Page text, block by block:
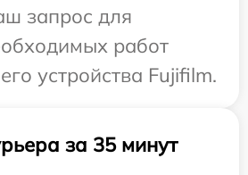
запрос для
работ
устройства Fujifilm.
за 35 минут